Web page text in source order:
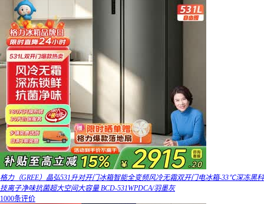
格力（GREE）晶弘531升对开门冰箱智能全变频风冷无霜双开门电冰箱-33℃深冻黑科
技离子净味抗菌超大空间大容量 BCD-531WPDCA/羽墨灰
1000条评价